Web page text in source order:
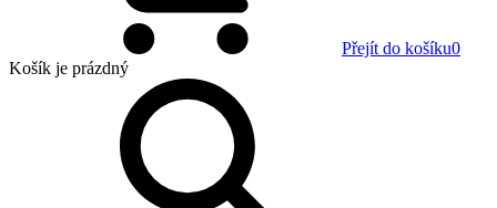
Přejít do košíku0
Košík je prázdný